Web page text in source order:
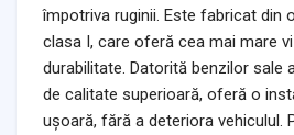
împotriva ruginii. Este fabricat din
clasa I, care oferă cea mai mare
durabilitate. Datorită benzilor sale
de calitate superioară, oferă o
ușoară, fără a deteriora vehiculul.